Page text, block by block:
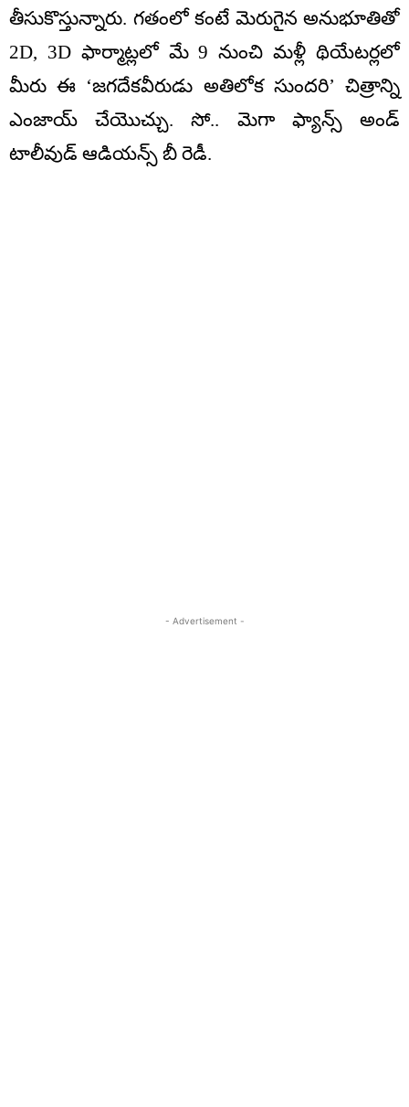
తీసుకొస్తున్నారు. గతంలో కంటే మెరుగైన అనుభూతితో
2D, 3D ఫార్మాట్లలో మే 9 నుంచి మళ్లీ థియేటర్లలో
మీరు ఈ ‘జగదేకవీరుడు అతిలోక సుందరి’ చిత్రాన్ని
ఎంజాయ్ చేయొచ్చు. సో.. మెగా ఫ్యాన్స్ అండ్
టాలీవుడ్ ఆడియన్స్ బీ రెడీ.
- Advertisement -